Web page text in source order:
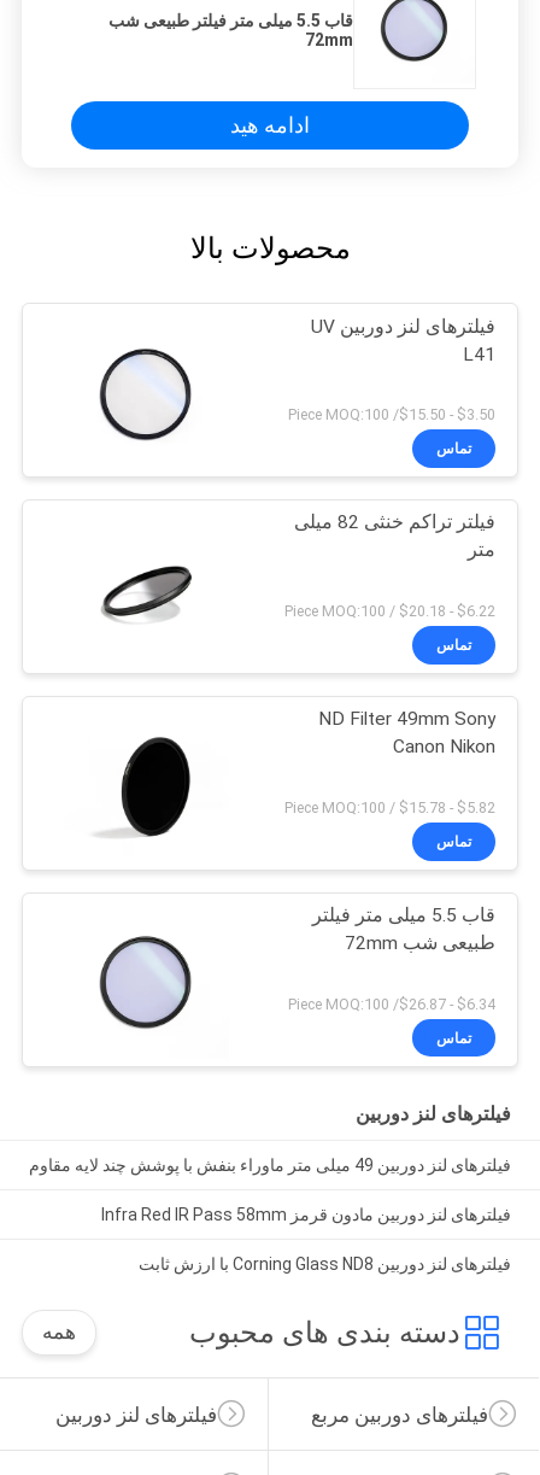
قاب 5.5 میلی متر فیلتر طبیعی شب
72mm
ادامه هید
محصولات بالا
فیلترهای لنز دوربین UV
L41
$3.50 - $15.50/ Piece MOQ:100
تماس
فیلتر تراکم خنثی 82 میلی
متر
$6.22 - $20.18 / Piece MOQ:100
تماس
ND Filter 49mm Sony
Canon Nikon
$5.82 - $15.78 / Piece MOQ:100
تماس
قاب 5.5 میلی متر فیلتر
طبیعی شب 72mm
$6.34 - $26.87/ Piece MOQ:100
تماس
فیلترهای لنز دوربین
فیلترهای لنز دوربین 49 میلی متر ماوراء بنفش با پوشش چند لایه مقاوم
فیلترهای لنز دوربین مادون قرمز Infra Red IR Pass 58mm
فیلترهای لنز دوربین Corning Glass ND8 با ارزش ثابت
دسته بندی های محبوب همه
فیلترهای لنز دوربین فیلترهای دوربین مربع